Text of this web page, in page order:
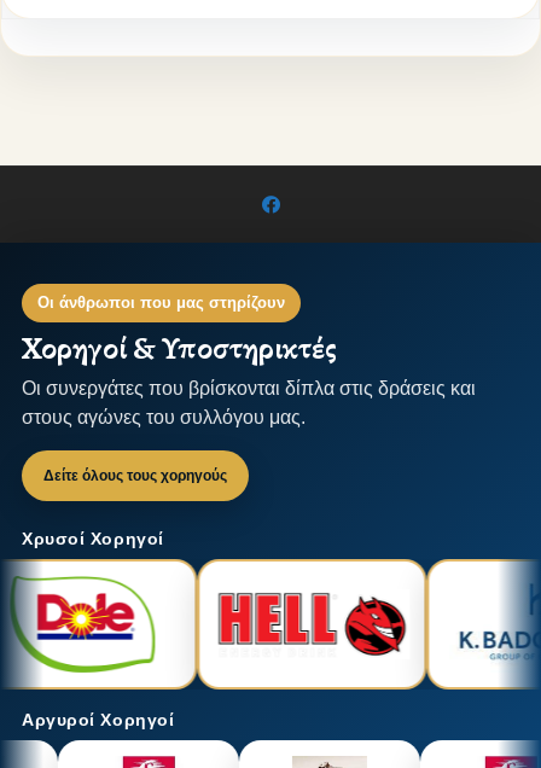
Οι άνθρωποι που μας στηρίζουν
Χορηγοί & Υποστηρικτές
Οι συνεργάτες που βρίσκονται δίπλα στις δράσεις και
στους αγώνες του συλλόγου μας.
Δείτε όλους τους χορηγούς
Χρυσοί Χορηγοί
Αργυροί Χορηγοί